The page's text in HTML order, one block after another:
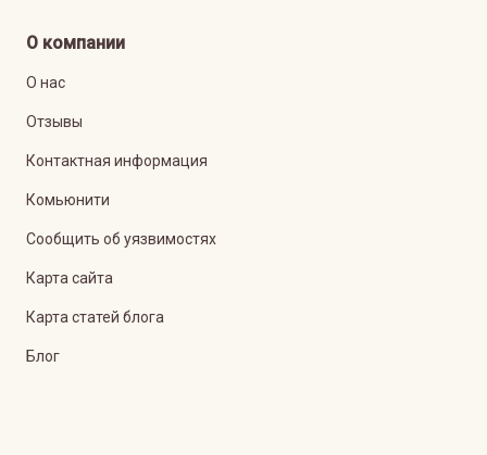
О компании
О нас
Отзывы
Контактная информация
Комьюнити
Сообщить об уязвимостях
Карта сайта
Карта статей блога
Блог